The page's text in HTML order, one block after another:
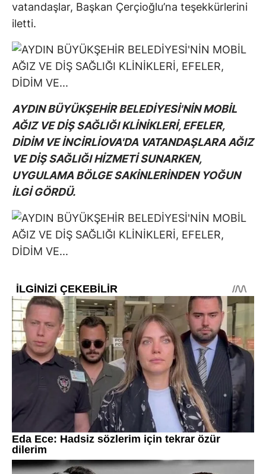
vatandaşlar, Başkan Çerçioğlu’na teşekkürlerini
iletti.
AYDIN BÜYÜKŞEHİR BELEDİYESİ'NİN MOBİL
AĞIZ VE DİŞ SAĞLIĞI KLİNİKLERİ, EFELER,
DİDİM VE İNCİRLİOVA'DA VATANDAŞLARA AĞIZ
VE DİŞ SAĞLIĞI HİZMETİ SUNARKEN,
UYGULAMA BÖLGE SAKİNLERİNDEN YOĞUN
İLGİ GÖRDÜ.